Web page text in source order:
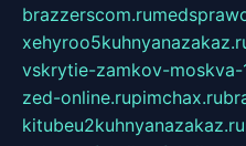
brazzerscom.ru
vskrytie-zamkov-moskva-
zed-online.rupimchax.ru
kitubeu2kuhnyanazakaz.ru